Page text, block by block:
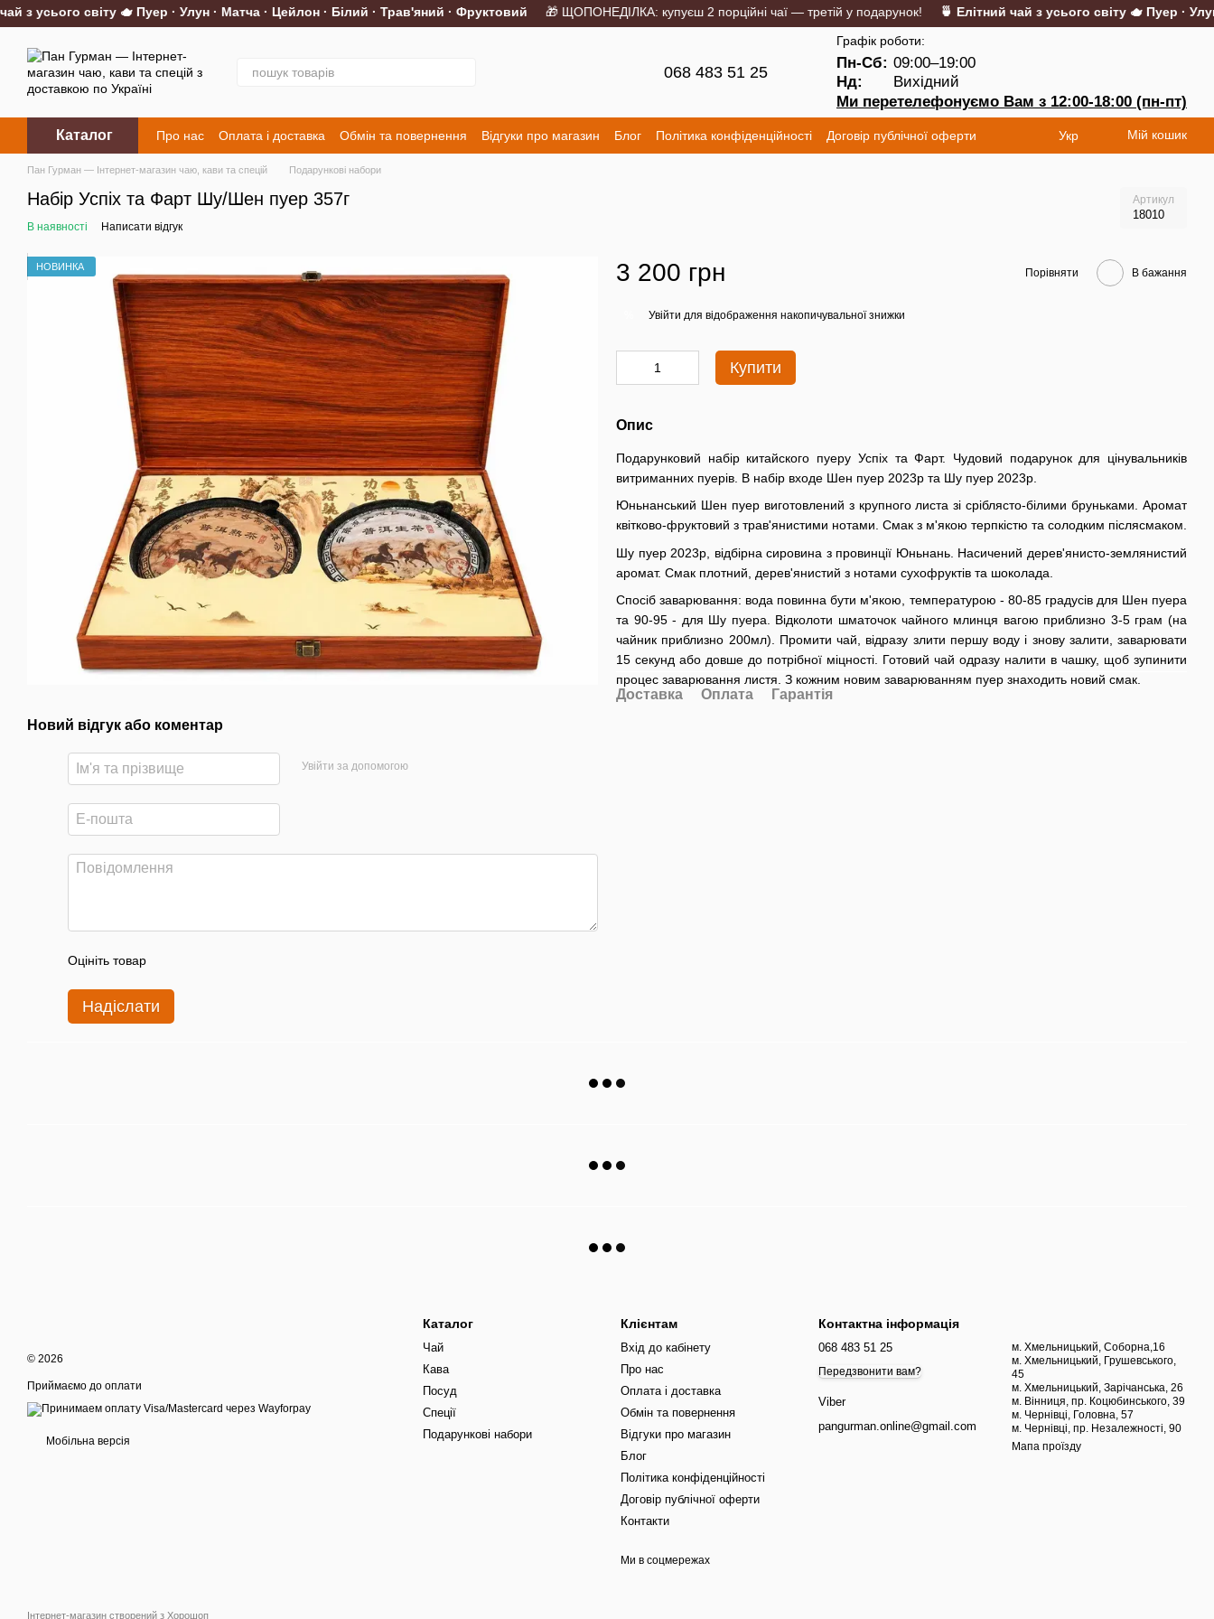
Перейти до основного контенту
усього світу 🫖 Пуер · Улун · Матча · Цейлон · Білий · Трав'яний · Фруктовий🎁 ЩОПОНЕДІЛКА: купуєш 2 порційні чаї — третій у подарунок!🍵 Елітний чай з усього світу 🫖 Пуер · Улун
068 483 51 25
Графік роботи:
Пн-Сб: 09:00–19:00
Нд:
Вихідний
Ми перетелефонуємо Вам з 12:00-18:00 (пн-пт)
Каталог Про нас Оплата і доставка Обмін та повернення Відгуки про магазин Блог Політика конфіденційності
Договір публічної оферти
Контакти
Укр Мій кошик
Пан Гурман — Інтернет-магазин чаю, кави та спецій Подарункові набори
Набір Успіх та Фарт Шу/Шен пуер 357г Артикул
18010
В наявності Написати відгук
НОВИНКА
Новий відгук або коментар
Увійти за допомогою
Оцініть товар
Надіслати
3 200 грн Порівняти В бажання
Увійти для відображення накопичувальної знижки
Купити
Опис
Подарунковий набір китайского пуеру Успіх та Фарт. Чудовий подарунок для цінувальників
витриманних пуерів. В набір входе Шен пуер 2023р та Шу пуер 2023р.
Юньнанський Шен пуер виготовлений з крупного листа зі сріблясто-білими бруньками. Аромат
квітково-фруктовий з трав'янистими нотами. Смак з м'якою терпкістю та солодким післясмаком.
Шу пуер 2023р, відбірна сировина з провинції Юньнань. Насичений дерев'янисто-землянистий
аромат. Смак плотний, дерев'янистий з нотами сухофруктів та шоколада.
Спосіб заварювання: вода повинна бути м'якою, температурою - 80-85 градусів для Шен пуера
та 90-95 - для Шу пуера. Відколоти шматочок чайного млинця вагою приблизно 3-5 грам (на
чайник приблизно 200мл). Промити чай, відразу злити першу воду і знову залити, заварювати
15 секунд або довше до потрібної міцності. Готовий чай одразу налити в чашку, щоб зупинити
процес заварювання листя. З кожним новим заварюванням пуер знаходить новий смак.
Доставка Оплата Гарантія
© 2026
Приймаємо до оплати
Мобільна версія
Інтернет-магазин створений з Хорошоп
Каталог
Чай
Кава
Посуд
Спеції
Подарункові набори
Клієнтам
Вхід до кабінету
Про нас
Оплата і доставка
Обмін та повернення
Відгуки про магазин
Блог
Політика конфіденційності
Договір публічної оферти
Контакти
Ми в соцмережах
Контактна інформація
068 483 51 25
Передзвонити вам?
Viber
pangurman.online@gmail.com
м. Хмельницький, Соборна,16
м. Хмельницький, Грушевського,
45
м. Хмельницький, Зарічанська, 26
м. Вінниця, пр. Коцюбинського, 39
м. Чернівці, Головна, 57
м. Чернівці, пр. Незалежності, 90
Мапа проїзду